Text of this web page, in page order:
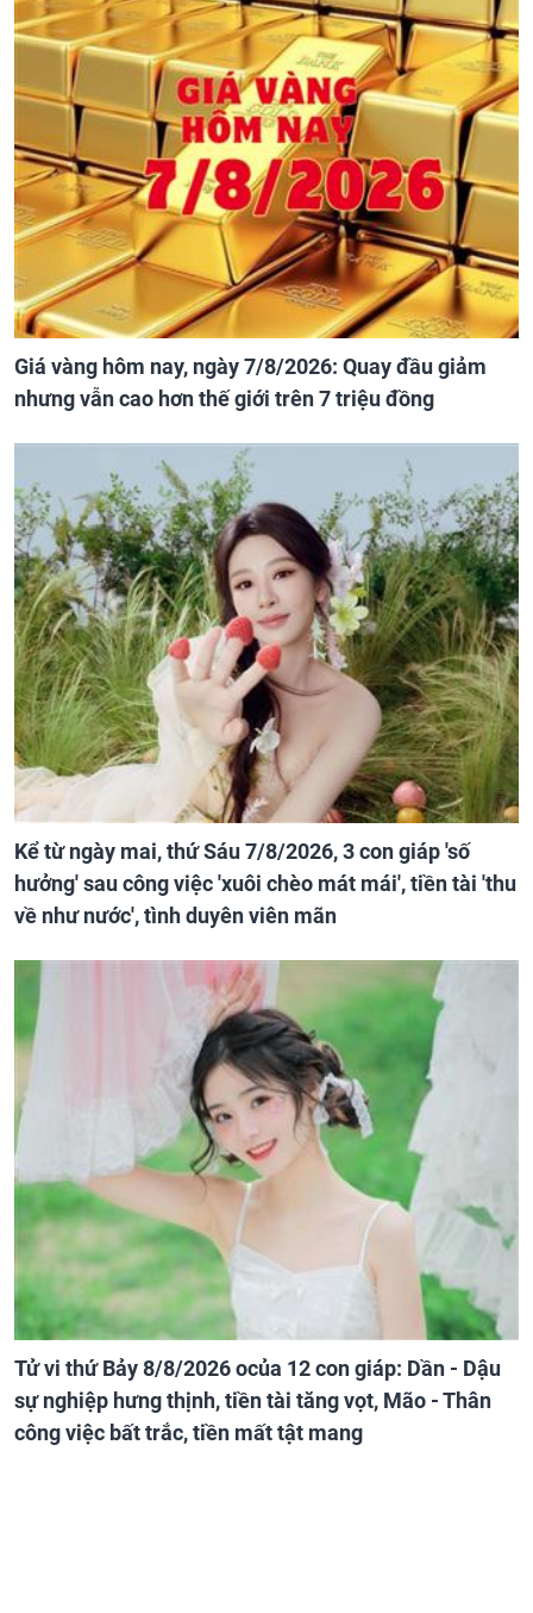
Giá vàng hôm nay, ngày 7/8/2026: Quay đầu giảm
nhưng vẫn cao hơn thế giới trên 7 triệu đồng
Kể từ ngày mai, thứ Sáu 7/8/2026, 3 con giáp 'số
hưởng' sau công việc 'xuôi chèo mát mái', tiền tài 'thu
về như nước', tình duyên viên mãn
Tử vi thứ Bảy 8/8/2026 ocủa 12 con giáp: Dần - Dậu
sự nghiệp hưng thịnh, tiền tài tăng vọt, Mão - Thân
công việc bất trắc, tiền mất tật mang